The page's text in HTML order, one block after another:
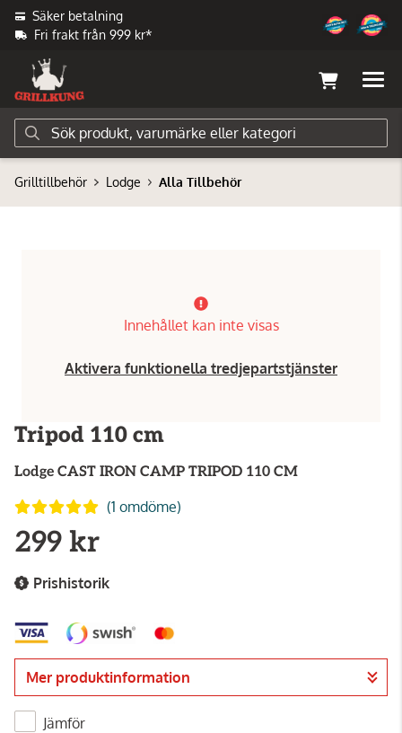
Säker betalning
Fri frakt från 999 kr*
Grilltillbehör Lodge Alla Tillbehör
Innehållet kan inte visas
Aktivera funktionella tredjepartstjänster
Tripod 110 cm
Lodge CAST IRON CAMP TRIPOD 110 CM
(1 omdöme)
299 kr
Prishistorik
Mer produktinformation
Jämför